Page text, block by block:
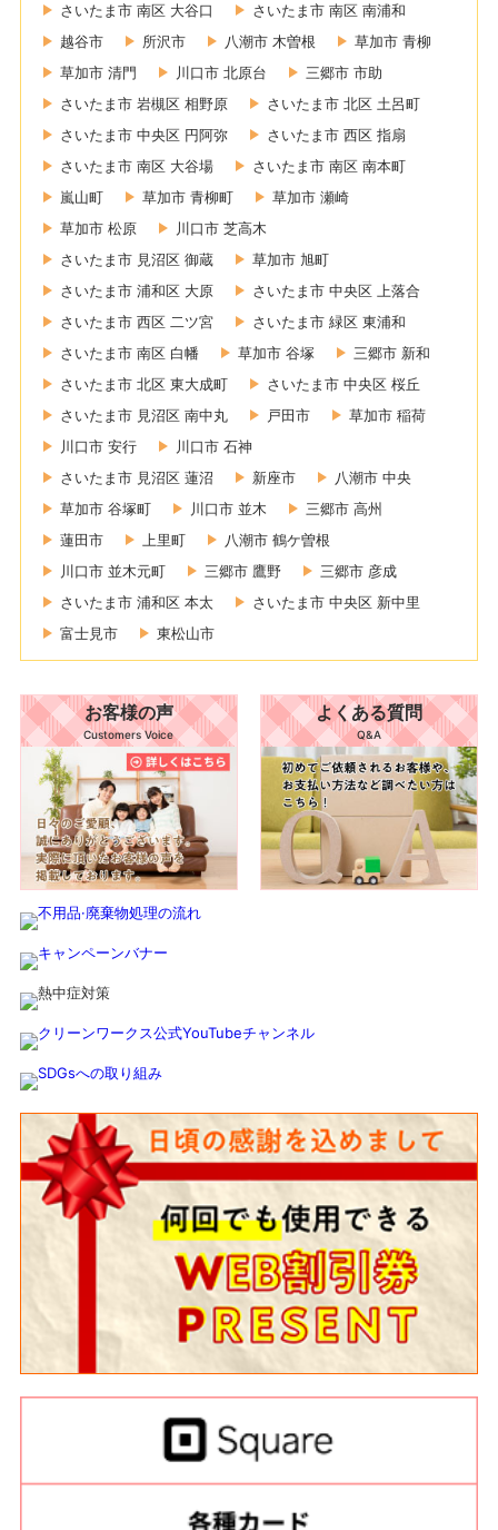
さいたま市 南区 大谷口
さいたま市 南区 南浦和
越谷市
所沢市 八潮市 木曽根
草加市 青柳
草加市 清門
川口市 北原台
三郷市 市助
さいたま市 岩槻区 相野原
さいたま市 北区 土呂町
さいたま市 中央区 円阿弥
さいたま市 西区 指扇
さいたま市 南区 大谷場
さいたま市 南区 南本町
嵐山町
草加市 青柳町
草加市 瀬崎
草加市 松原
川口市 芝高木
さいたま市 見沼区 御蔵
草加市 旭町
さいたま市 浦和区 大原
さいたま市 中央区 上落合
さいたま市 西区 二ツ宮
さいたま市 緑区 東浦和
さいたま市 南区 白幡
草加市 谷塚
三郷市 新和
さいたま市 北区 東大成町
さいたま市 中央区 桜丘
さいたま市 見沼区 南中丸
戸田市
草加市 稲荷
川口市 安行
川口市 石神
さいたま市 見沼区 蓮沼
新座市
八潮市 中央
草加市 谷塚町
川口市 並木
三郷市 高州
蓮田市
上里町
八潮市 鶴ケ曽根
川口市 並木元町
三郷市 鷹野
三郷市 彦成
さいたま市 浦和区 本太
さいたま市 中央区 新中里
富士見市
東松山市
お客様の声
Customers Voice
よくある質問
Q&A